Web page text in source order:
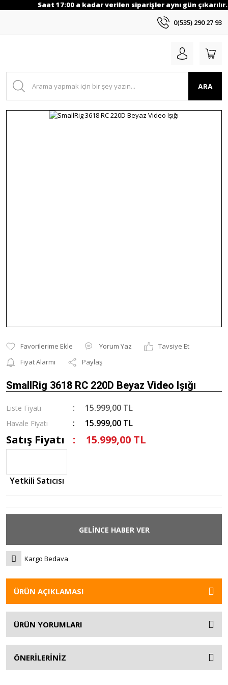
Saat 17:00 a kadar verilen siparişler aynı gün
0(535) 290 27 93
ARA
Yorum Yaz
Tavsiye Et
Fiyat Alarmı
Paylaş
SmallRig 3618 RC 220D Beyaz Video Işığı
Liste Fiyatı 15.999,00 TL
Havale Fiyatı 15.999,00 TL
Satış Fiyatı 15.999,00 TL
Yetkili Satıcısı
GELİNCE HABER VER
Kargo Bedava
ÜRÜN AÇIKLAMASI
ÜRÜN YORUMLARI
ÖNERİLERİNİZ